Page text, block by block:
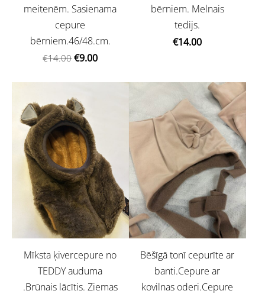
meitenēm. Sasienama
cepure
bērniem.46/48.cm.
€14.00 €9.00
bērniem. Melnais
tedijs.
€14.00
Mīksta ķivercepure no
TEDDY auduma
.Brūnais lācītis. Ziemas
Bēšīgā tonī cepurīte ar
banti.Cepure ar
kovilnas oderi.Cepure